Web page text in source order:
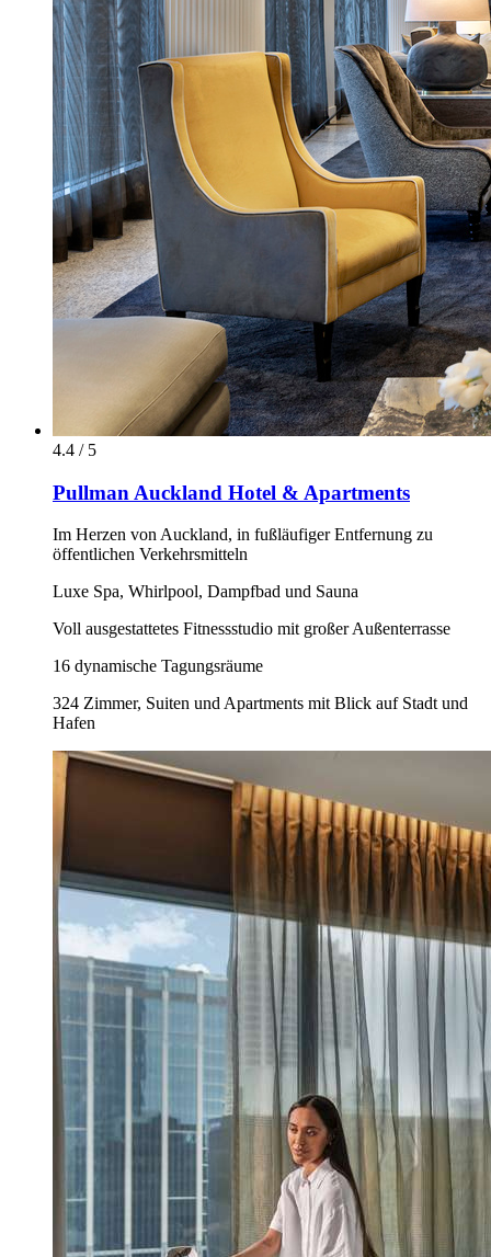
4.4 / 5
Pullman Auckland Hotel & Apartments
Im Herzen von Auckland, in fußläufiger Entfernung zu
öffentlichen Verkehrsmitteln
Luxe Spa, Whirlpool, Dampfbad und Sauna
Voll ausgestattetes Fitnessstudio mit großer Außenterrasse
16 dynamische Tagungsräume
324 Zimmer, Suiten und Apartments mit Blick auf Stadt und
Hafen